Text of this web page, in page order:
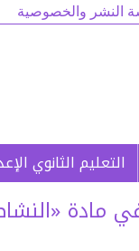
النشر والخصوصية
التعليم الثانوي
«النشاط